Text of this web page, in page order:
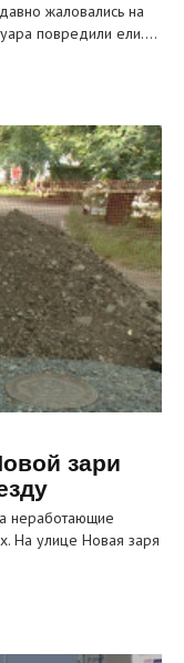
жаловались на
повредили ели.…
зари
неработающие
На улице Новая заря